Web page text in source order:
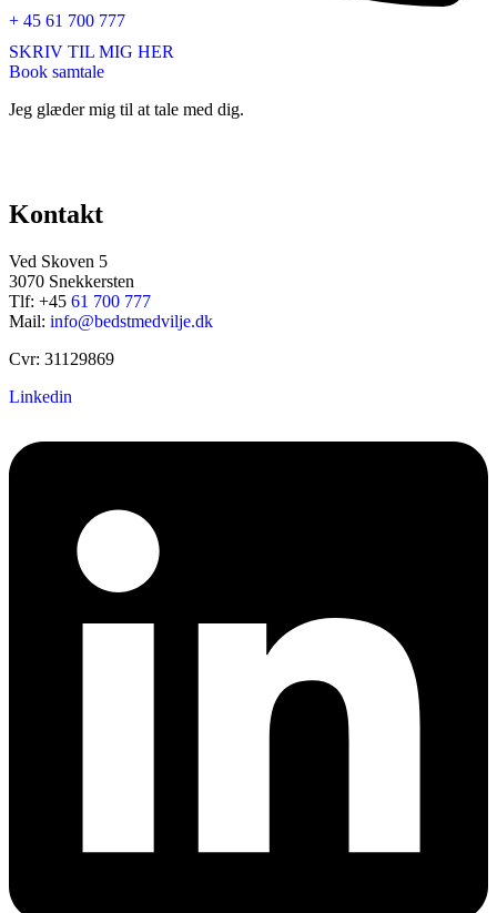
+ 45 61 700 777
SKRIV TIL MIG HER
Book samtale
Jeg glæder mig til at tale med dig.
Kontakt
Ved Skoven 5
3070 Snekkersten
Tlf: +45 61 700 777
Mail: info@bedstmedvilje.dk
Cvr: 31129869
Linkedin